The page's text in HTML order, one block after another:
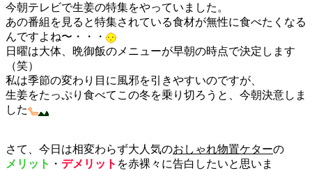
今朝テレビで生姜の特集をやっていました。
あの番組を見ると特集されている食材が無性に食べたくなる
んですよね〜・・・
日曜は大体、晩御飯のメニューが早朝の時点で決定します
（笑）
私は季節の変わり目に風邪を引きやすいのですが、
生姜をたっぷり食べてこの冬を乗り切ろうと、今朝決意しま
した
さて、今日は相変わらず大人気のおしゃれ物置ケターの
メリット ・ デメリット を赤裸々に告白したいと思いま